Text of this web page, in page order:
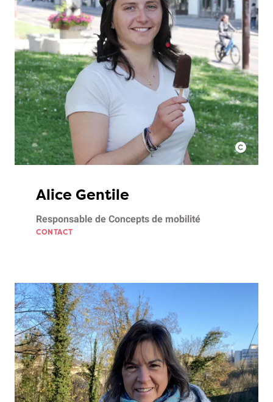
Alice Gentile
Responsable de Concepts de mobilité
CONTACT